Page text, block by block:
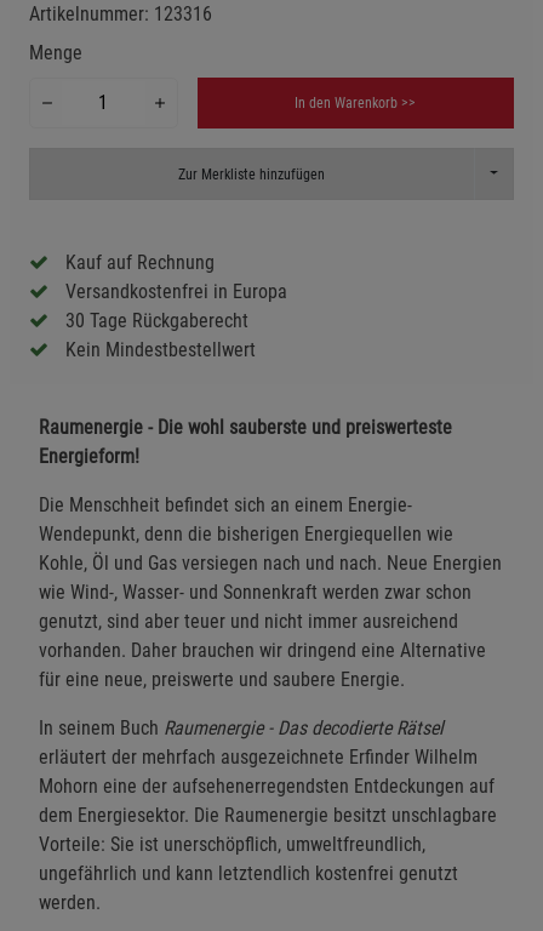
Artikelnummer: 123316
Menge
In den Warenkorb >>
Zur Merkliste hinzufügen Toggle
Kauf auf Rechnung
Versandkostenfrei in Europa
30 Tage Rückgaberecht
Kein Mindestbestellwert
Raumenergie - Die wohl sauberste und preiswerteste
Energieform!
Die Menschheit befindet sich an einem Energie-
Wendepunkt, denn die bisherigen Energiequellen wie
Kohle, Öl und Gas versiegen nach und nach. Neue Energien
wie Wind-, Wasser- und Sonnenkraft werden zwar schon
genutzt, sind aber teuer und nicht immer ausreichend
vorhanden. Daher brauchen wir dringend eine Alternative
für eine neue, preiswerte und saubere Energie.
In seinem Buch Raumenergie - Das decodierte Rätsel
erläutert der mehrfach ausgezeichnete Erfinder Wilhelm
Mohorn eine der aufsehenerregendsten Entdeckungen auf
dem Energiesektor. Die Raumenergie besitzt unschlagbare
Vorteile: Sie ist unerschöpflich, umweltfreundlich,
ungefährlich und kann letztendlich kostenfrei genutzt
werden.